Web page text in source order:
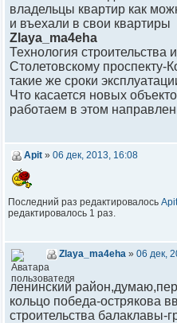
владельцы квартир как
и въехали в свои квартиры
Zlaya_ma4eha
Технология строительства
Столетовскому проспекту-
такие же сроки
Что касается новых
работаем в этом
Apit » 06 дек, 2013, 16:08
Последний раз редактировалось Apit
редактировалось 1 раз.
Zlaya_ma4eha » 06 дек,
ленинский
кольцо победа-острякова
строительства балаклавы-